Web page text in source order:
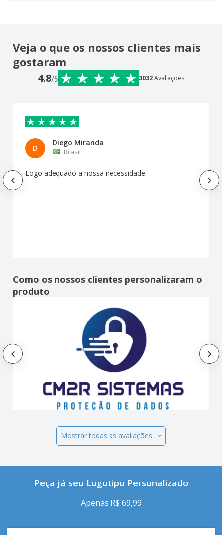
Veja o que os nossos clientes mais
gostaram
4.8/5 3032Avaliações
D
Diego Miranda
Brasil
Logo adequado a nossa necessidade.
Como os nossos clientes personalizaram o
produto
Mostrar todas as avaliações
Peça já seu Logotipo Personalizado
Apenas R$ 69,99